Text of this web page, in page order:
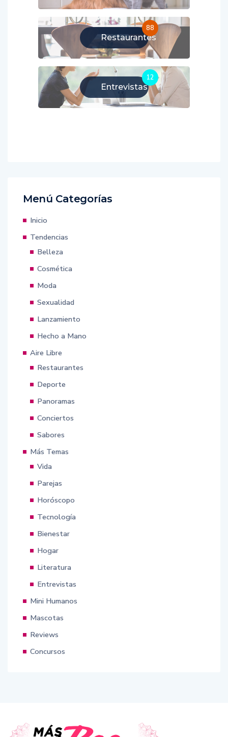
Restaurantes
88
Entrevistas
12
Menú Categorías
Inicio
Tendencias
Belleza
Cosmética
Moda
Sexualidad
Lanzamiento
Hecho a Mano
Aire Libre
Restaurantes
Deporte
Panoramas
Conciertos
Sabores
Más Temas
Vida
Parejas
Horóscopo
Tecnología
Bienestar
Hogar
Literatura
Entrevistas
Mini Humanos
Mascotas
Reviews
Concursos